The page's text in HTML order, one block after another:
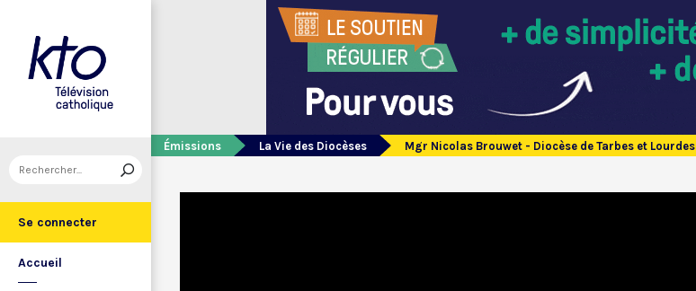
Se connecter
Accueil
Émissions La Vie des Diocèses Mgr Nicolas Brouwet - Diocèse de Tarbes et Lourdes